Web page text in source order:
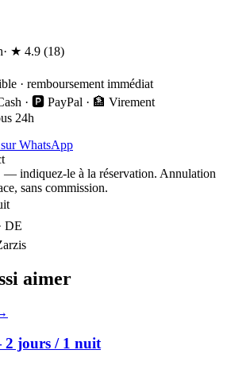
· ★ 4.9 (18)
· remboursement immédiat
· 🅿️ PayPal · 🏦 Virement
24h
WhatsApp
— indiquez-le à la réservation. Annulation
sans commission.
DE
aimer
jours / 1 nuit